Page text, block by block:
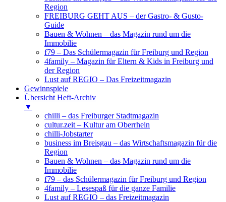
Region
FREIBURG GEHT AUS – der Gastro- & Gusto-
Guide
Bauen & Wohnen – das Magazin rund um die
Immobilie
f79 – Das Schülermagazin für Freiburg und Region
4family – Magazin für Eltern & Kids in Freiburg und
der Region
Lust auf REGIO – Das Freizeitmagazin
Gewinnspiele
Übersicht Heft-Archiv
▼
chilli – das Freiburger Stadtmagazin
cultur.zeit – Kultur am Oberrhein
chilli-Jobstarter
business im Breisgau – das Wirtschaftsmagazin für die
Region
Bauen & Wohnen – das Magazin rund um die
Immobilie
f79 – das Schülermagazin für Freiburg und Region
4family – Lesespaß für die ganze Familie
Lust auf REGIO – das Freizeitmagazin